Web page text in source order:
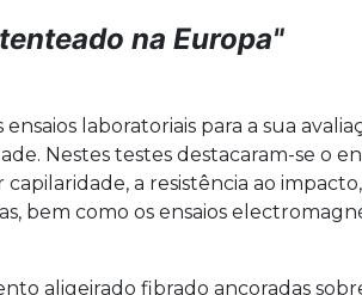
na Europa"
laboratoriais para a sua
Nestes testes destacaram-se o
a resistência ao
bem como os ensaios
aligeirado fibrado ancoradas